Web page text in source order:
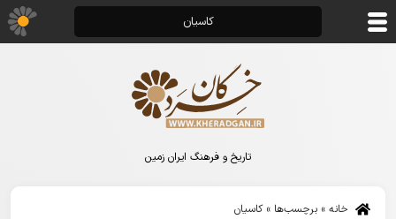
تاریخ و فرهنگ ایران زمین
خانه » برچسب‌ها » کاسیان
کاسیان